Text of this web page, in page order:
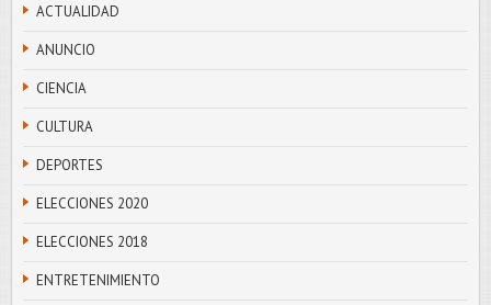
ACTUALIDAD
ANUNCIO
CIENCIA
CULTURA
DEPORTES
ELECCIONES 2020
ELECCIONES 2018
ENTRETENIMIENTO